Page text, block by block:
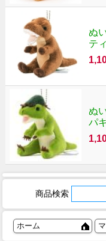
ぬ
テ
ぬ
パ
商品検索
ホーム